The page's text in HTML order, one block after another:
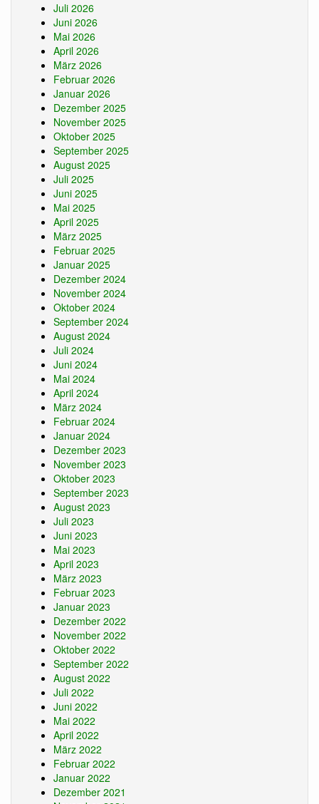
Juli 2026
Juni 2026
Mai 2026
April 2026
März 2026
Februar 2026
Januar 2026
Dezember 2025
November 2025
Oktober 2025
September 2025
August 2025
Juli 2025
Juni 2025
Mai 2025
April 2025
März 2025
Februar 2025
Januar 2025
Dezember 2024
November 2024
Oktober 2024
September 2024
August 2024
Juli 2024
Juni 2024
Mai 2024
April 2024
März 2024
Februar 2024
Januar 2024
Dezember 2023
November 2023
Oktober 2023
September 2023
August 2023
Juli 2023
Juni 2023
Mai 2023
April 2023
März 2023
Februar 2023
Januar 2023
Dezember 2022
November 2022
Oktober 2022
September 2022
August 2022
Juli 2022
Juni 2022
Mai 2022
April 2022
März 2022
Februar 2022
Januar 2022
Dezember 2021